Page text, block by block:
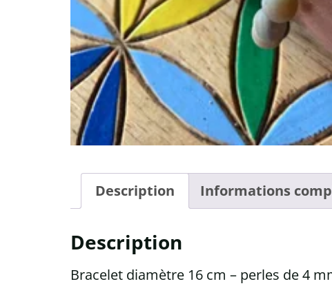
Description Informations
Description
Bracelet diamètre 16 cm – perles de 4